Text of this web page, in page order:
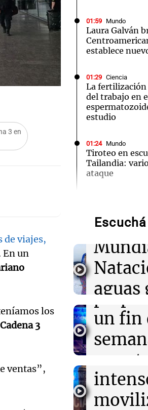
3 en
de viajes,
En un
los
Cadena 3
ventas”,
01:59 Mundo
Laura Galván
establece
01:29 Ciencia
La fertilización
del trabajo en
estudio
01:24 Mundo
Tiroteo en
Tailandia:
ataque
efectos en los
Clima en Salta:
tiempo este
Simone Biles
regresiva para
el tiempo este
Audio.
aguas
frente
Turno
Audio.
un fin
y
ley de
Panorama
Audio.
Audio.
el
Notas
Cadena 3